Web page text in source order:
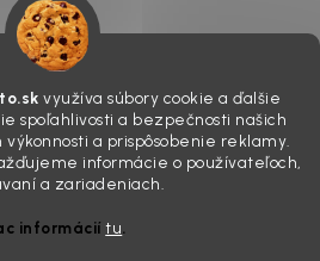
využíva súbory cookie a ďalšie
spoľahlivosti a bezpečnosti našich
a prispôsobenie reklamy.
informácie o používateľoch,
a zariadeniach.
informáciítu.
práve „slepé“ svetlomety. Ten
estetická vada. Keď slnko a soľ urobia
rozptyľovať namiesto to...
chcete mať auto naozaj čisté,